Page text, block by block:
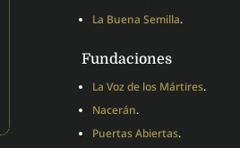
La Buena Semilla.
Fundaciones
La Voz de los Mártires.
Nacerán.
Puertas Abiertas.